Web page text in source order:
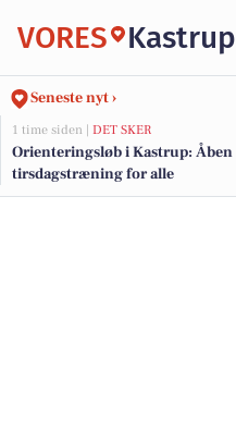
VORES Kastrup
Seneste nyt ›
1 time siden | DET SKER
Orienteringsløb i Kastrup: Åben
tirsdagstræning for alle